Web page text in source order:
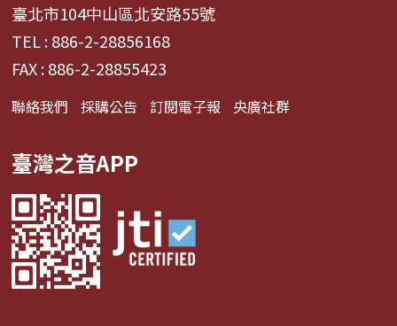
臺北市104中山區北安路55號
TEL : 886-2-28856168
FAX : 886-2-28855423
聯絡我們 採購公告 訂閱電子報 央廣社群
臺灣之音APP